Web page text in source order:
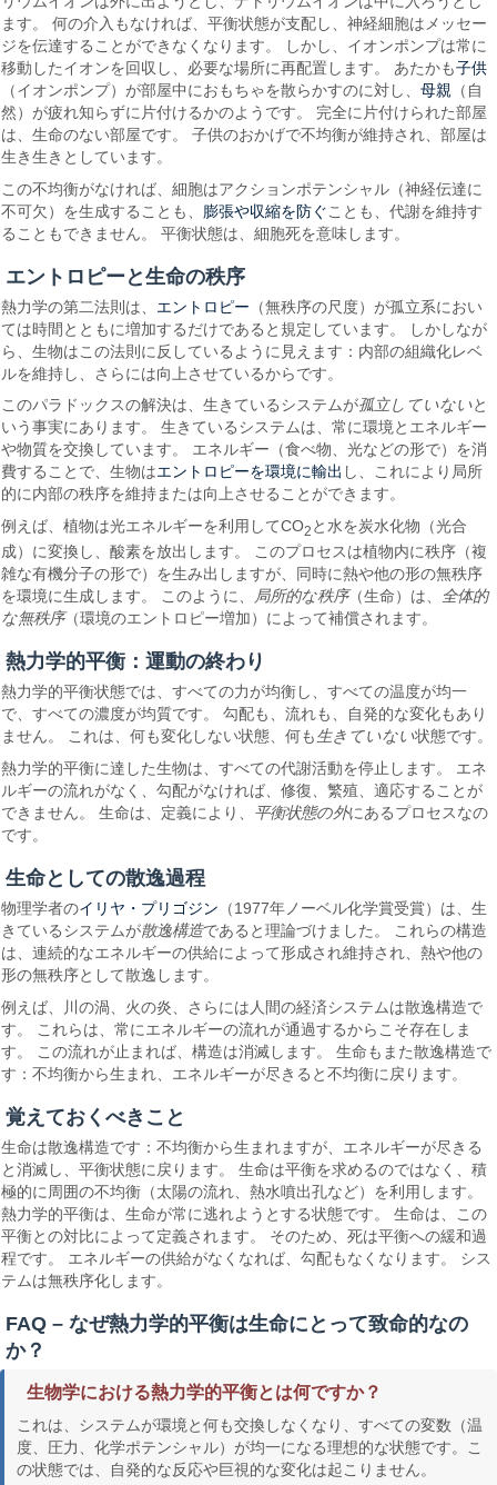
ます。 何の介入もなければ、平衡状態が支配し、神経細胞はメッセー
ジを伝達することができなくなります。 しかし、イオンポンプは常に
移動したイオンを回収し、必要な場所に再配置します。 あたかも子供
（イオンポンプ）が部屋中におもちゃを散らかすのに対し、母親 （自
然）が疲れ知らずに片付けるかのようです。 完全に片付けられた部屋
は、生命のない部屋です。 子供のおかげで不均衡が維持され、部屋は
生き生きとしています。
この不均衡がなければ、細胞はアクションポテンシャル（神経伝達に
不可欠）を生成することも、 膨張や収縮を防ぐことも、代謝を維持す
ることもできません。 平衡状態は、細胞死を意味します。
エントロピーと生命の秩序
熱力学の第二法則は、 エントロピー （無秩序の尺度）が孤立系におい
ては時間とともに増加するだけであると規定しています。 しかしなが
ら、生物はこの法則に反しているように見えます：内部の組織化レベ
ルを維持し、さらには向上させているからです。
このパラドックスの解決は、生きているシステムが孤立していないと
いう事実にあります。 生きているシステムは、常に環境とエネルギー
や物質を交換しています。 エネルギー（食べ物、光などの形で）を消
費することで、生物はエントロピーを環境に輸出 し、これにより局所
的に内部の秩序を維持または向上させることができます。
例えば、植物は光エネルギーを利用してCO2 と水を炭水化物（光合
成）に変換し、酸素を放出します。 このプロセスは植物内に秩序（複
雑な有機分子の形で）を生み出しますが、同時に熱や他の形の無秩序
を環境に生成します。 このように、 局所的な秩序（生命）は、 全体的
な無秩序（環境のエントロピー増加）によって補償されます。
熱力学的平衡：運動の終わり
熱力学的平衡状態では、すべての力が均衡し、すべての温度が均一
で、すべての濃度が均質です。 勾配も、流れも、自発的な変化もあり
ません。 これは、何も変化しない状態、何も生きていない状態です。
熱力学的平衡に達した生物は、すべての代謝活動を停止します。 エネ
ルギーの流れがなく、勾配がなければ、修復、繁殖、適応することが
できません。 生命は、定義により、 平衡状態の外にあるプロセスなの
です。
生命としての散逸過程
物理学者のイリヤ・プリゴジン （1977年ノーベル化学賞受賞）は、生
きているシステムが散逸構造であると理論づけました。 これらの構造
は、連続的なエネルギーの供給によって形成され維持され、熱や他の
形の無秩序として散逸します。
例えば、川の渦、火の炎、さらには人間の経済システムは散逸構造で
す。 これらは、常にエネルギーの流れが通過するからこそ存在しま
す。 この流れが止まれば、構造は消滅します。 生命もまた散逸構造で
す：不均衡から生まれ、エネルギーが尽きると不均衡に戻ります。
覚えておくべきこと
生命は散逸構造です：不均衡から生まれますが、エネルギーが尽きる
と消滅し、平衡状態に戻ります。 生命は平衡を求めるのではなく、積
極的に周囲の不均衡（太陽の流れ、熱水噴出孔など）を利用します。
熱力学的平衡は、生命が常に逃れようとする状態です。 生命は、この
平衡との対比によって定義されます。 そのため、死は平衡への緩和過
程です。 エネルギーの供給がなくなれば、勾配もなくなります。 シス
テムは無秩序化します。
FAQ – なぜ熱力学的平衡は生命にとって致命的なの
か？
生物学における熱力学的平衡とは何ですか？
これは、システムが環境と何も交換しなくなり、すべての変数（温
度、圧力、化学ポテンシャル）が均一になる理想的な状態です。こ
の状態では、自発的な反応や巨視的な変化は起こりません。